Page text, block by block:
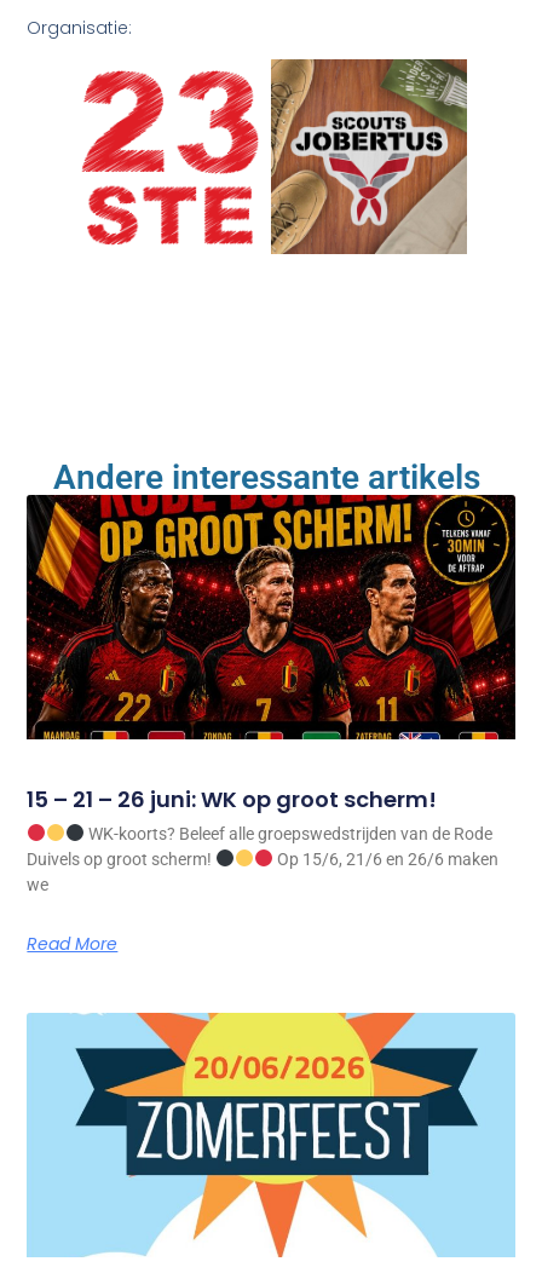
Organisatie:
Andere interessante artikels ​
15 – 21 – 26 juni: WK op groot scherm!
WK-koorts? Beleef alle groepswedstrijden van de Rode
Duivels op groot scherm!
Op 15/6, 21/6 en 26/6 maken
we
Read More